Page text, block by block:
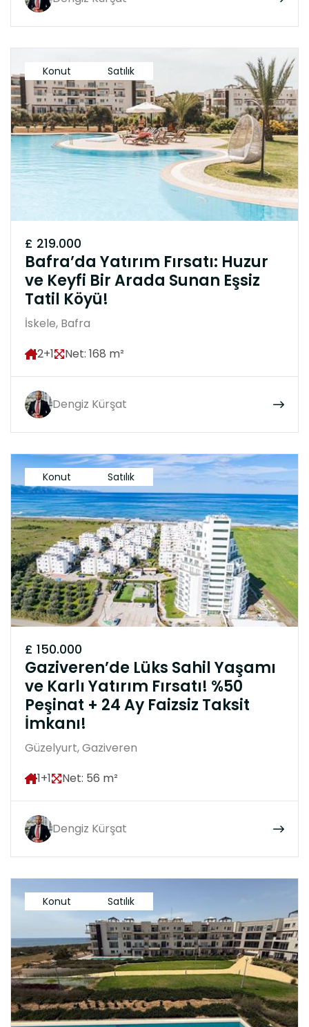
Konut Satılık
£ 219.000
Bafra’da Yatırım Fırsatı: Huzur
ve Keyfi Bir Arada Sunan Eşsiz
Tatil Köyü!
İskele, Bafra
2+1
Net: 168 m²
Dengiz Kürşat
Konut Satılık
£ 150.000
Gaziveren’de Lüks Sahil Yaşamı
ve Karlı Yatırım Fırsatı! %50
Peşinat + 24 Ay Faizsiz Taksit
İmkanı!
Güzelyurt, Gaziveren
1+1
Net: 56 m²
Dengiz Kürşat
Konut Satılık